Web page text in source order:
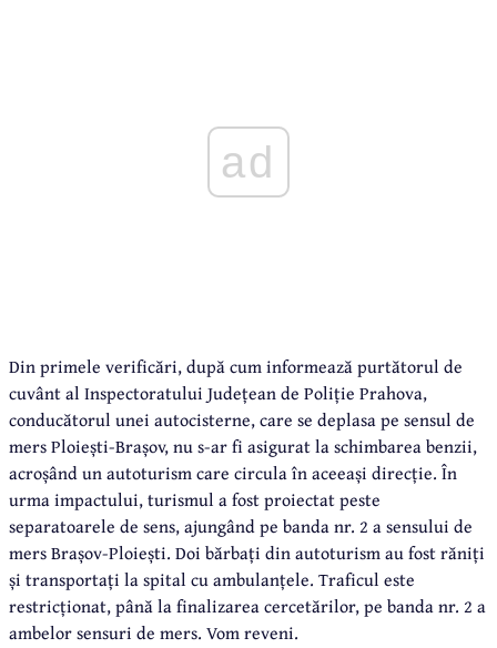
ad
Din primele verificări, după cum informează purtătorul de
cuvânt al Inspectoratului Județean de Poliție Prahova,
conducătorul unei autocisterne, care se deplasa pe sensul de
mers Ploiești-Brașov, nu s-ar fi asigurat la schimbarea benzii,
acroșând un autoturism care circula în aceeași direcție. În
urma impactului, turismul a fost proiectat peste
separatoarele de sens, ajungând pe banda nr. 2 a sensului de
mers Brașov-Ploiești. Doi bărbați din autoturism au fost răniți
și transportați la spital cu ambulanțele. Traficul este
restricționat, până la finalizarea cercetărilor, pe banda nr. 2 a
ambelor sensuri de mers. Vom reveni.